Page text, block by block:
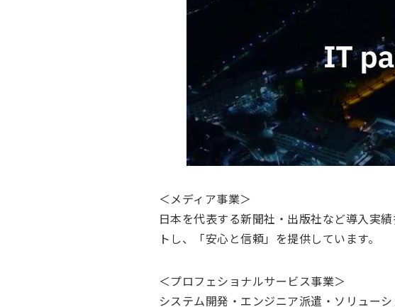
＜メディア事業＞
日本を代表する新聞社・出版社など導入実
トし、「安心と信頼」を提供しています。
＜プロフェショナルサービス事業＞
システム開発・エンジニア派遣・ソリュー